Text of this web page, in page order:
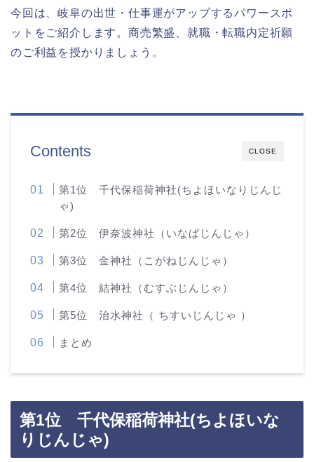
今回は、岐阜の出世・仕事運がアップするパワースポ
ットをご紹介します。商売繁盛、就職・転職内定祈願
のご利益を授かりましょう。
CLOSE
Contents
第1位 千代保稲荷神社(ちよほいなりじんじ
ゃ)
第2位 伊奈波神社（いなばじんじゃ）
第3位 金神社（こがねじんじゃ）
第4位 結神社（むすぶじんじゃ）
第5位 治水神社（ ちすいじんじゃ ）
まとめ
第1位 千代保稲荷神社(ちよほいな
りじんじゃ)